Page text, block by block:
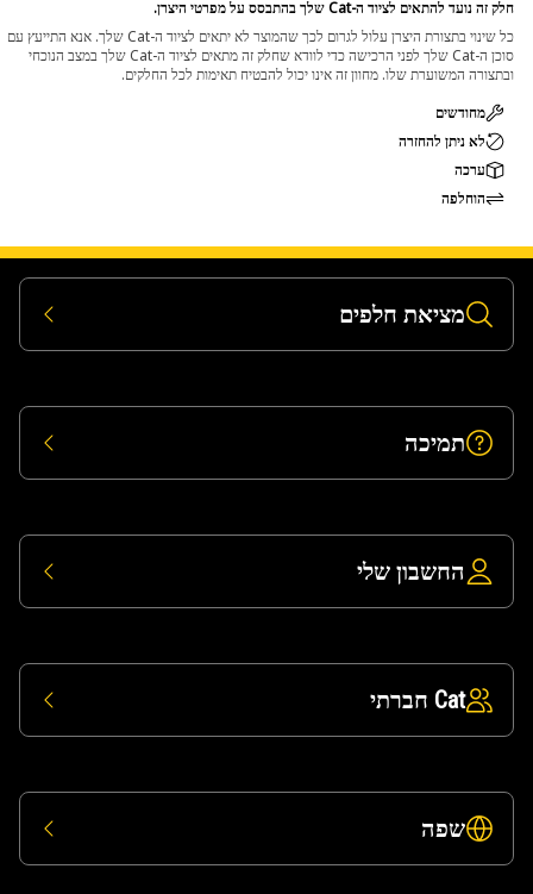
חלק זה נועד להתאים לציוד ה-Cat שלך בהתבסס על מפרטי היצרן.
כל שינוי בתצורת היצרן עלול לגרום לכך שהמוצר לא יתאים לציוד ה-Cat שלך. אנא התייעץ עם
סוכן ה-Cat שלך לפני הרכישה כדי לוודא שחלק זה מתאים לציוד ה-Cat שלך במצב הנוכחי
ובתצורה המשוערת שלו. מחוון זה אינו יכול להבטיח תאימות לכל החלקים.
מחודשים
לא ניתן להחזרה
ערכה
הוחלפה
מציאת חלפים
תמיכה
החשבון שלי
Cat חברתי
שפה